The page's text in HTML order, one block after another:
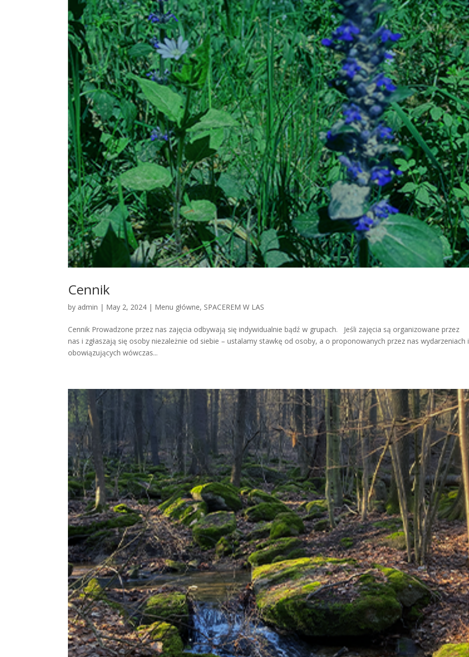
Cennik
by admin | May 2, 2024 | Menu główne, SPACEREM W LAS
Cennik Prowadzone przez nas zajęcia odbywają się indywidualnie bądź w grupach. Jeśli zajęcia są organizowane przez
nas i zgłaszają się osoby niezależnie od siebie – ustalamy stawkę od osoby, a o proponowanych przez nas wydarzeniach i
obowiązujących wówczas...